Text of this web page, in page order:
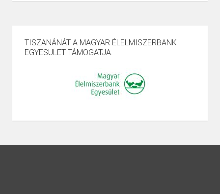
TISZANÁNÁT A MAGYAR ÉLELMISZERBANK
EGYESÜLET TÁMOGATJA.